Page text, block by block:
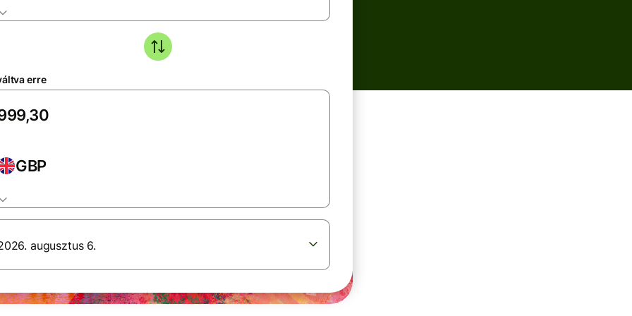
erre
GBP
augusztus 6.